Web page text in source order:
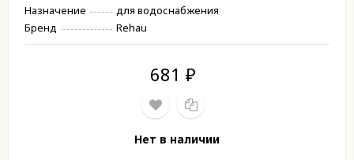
Назначение
для водоснабжения
Бренд
Rehau
681 ₽
Нет в наличии